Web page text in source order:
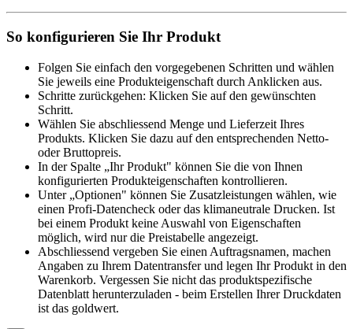
So konfigurieren Sie Ihr Produkt
Folgen Sie einfach den vorgegebenen Schritten und wählen
Sie jeweils eine Produkteigenschaft durch Anklicken aus.
Schritte zurückgehen: Klicken Sie auf den gewünschten
Schritt.
Wählen Sie abschliessend Menge und Lieferzeit Ihres
Produkts. Klicken Sie dazu auf den entsprechenden Netto-
oder Bruttopreis.
In der Spalte „Ihr Produkt" können Sie die von Ihnen
konfigurierten Produkteigenschaften kontrollieren.
Unter „Optionen" können Sie Zusatzleistungen wählen, wie
einen Profi-Datencheck oder das klimaneutrale Drucken. Ist
bei einem Produkt keine Auswahl von Eigenschaften
möglich, wird nur die Preistabelle angezeigt.
Abschliessend vergeben Sie einen Auftragsnamen, machen
Angaben zu Ihrem Datentransfer und legen Ihr Produkt in den
Warenkorb. Vergessen Sie nicht das produktspezifische
Datenblatt herunterzuladen - beim Erstellen Ihrer Druckdaten
ist das goldwert.